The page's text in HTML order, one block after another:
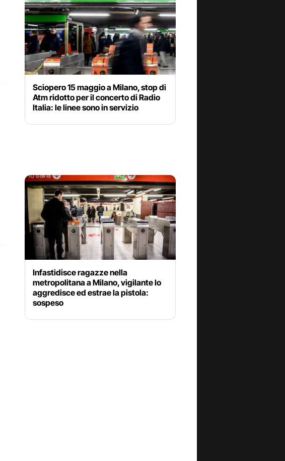
Sciopero 15 maggio a Milano, stop di
Atm ridotto per il concerto di Radio
Italia: le linee sono in servizio
Infastidisce ragazze nella
metropolitana a Milano, vigilante lo
aggredisce ed estrae la pistola:
sospeso